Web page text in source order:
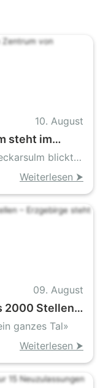
10. August
steht im
blickt
Weiterlesen ⮞
09. August
2000 Stellen –
Probe
ganzes Tal»
Weiterlesen ⮞